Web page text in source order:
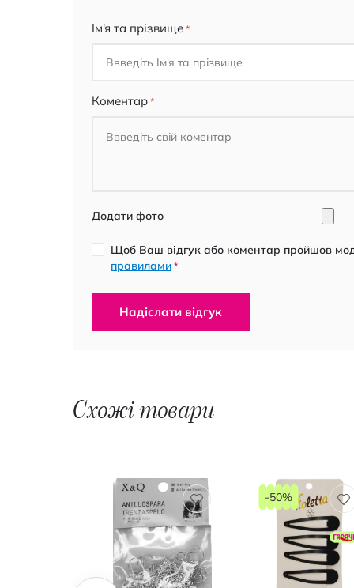
Ім'я та прізвище
Коментар
Додати фото
Щоб Ваш відгук або коментар пройшов
правилами *
Надіслати відгук
Схожі товари
-50%